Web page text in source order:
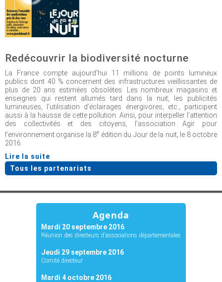
Redécouvrir la biodiversité nocturne
La France compte aujourd’hui 11 millions de points lumineux
publics dont 40 % concernent des infrastructures vieillissantes de
plus de 20 ans estimées obsolètes. Les nombreux magasins et
enseignes qui restent allumés tard dans la nuit, les publicités
lumineuses, l’utilisation d’éclairages énergivores, etc., participent
aussi à la hausse de cette pollution. Ainsi, pour interpeller l’attention
des collectivités et des citoyens, l’association Agir pour
l’environnement organise la 8e édition du Jour de la nuit, le 8 octobre
2016.
Lire la suite
Tous les partenariats
Agenda
Mardi 20 septembre 2016
Réunion des directeurs d'associations départementales
Jeudi 29 septembre 2016
Comité directeur
Mardi 4 octobre 2016